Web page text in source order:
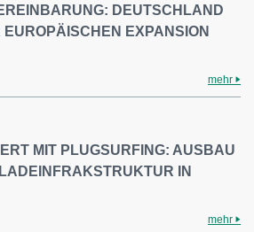
DEUTSCHLAND
EUROPÄISCHEN EXPANSION
mehr
MIT PLUGSURFING: AUSBAU
IN
mehr